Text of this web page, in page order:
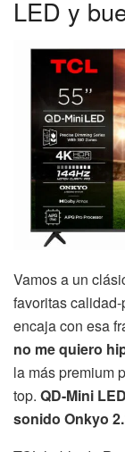
LED y
Vamos a un
favoritas
encaja con esa
no me quiero
la más premium
top. QD-Mini
sonido Onkyo